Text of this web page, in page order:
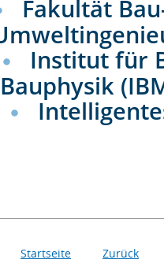
Fakultät
Institut für
Bauphysik
Startseite Zurück